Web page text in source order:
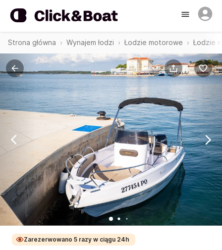
Strona główna Wynajem łodzi Łodzie motorowe Łodzie
Zarezerwowano 5 razy w ciągu 24h